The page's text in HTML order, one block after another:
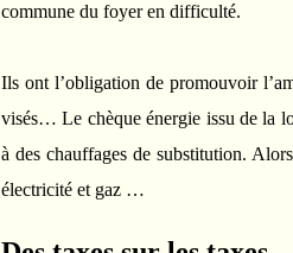
commune du foyer en difficulté.
Ils ont l’obligation de promouvoir
visés… Le chèque énergie issu de la
à des chauffages de substitution.
électricité et gaz …